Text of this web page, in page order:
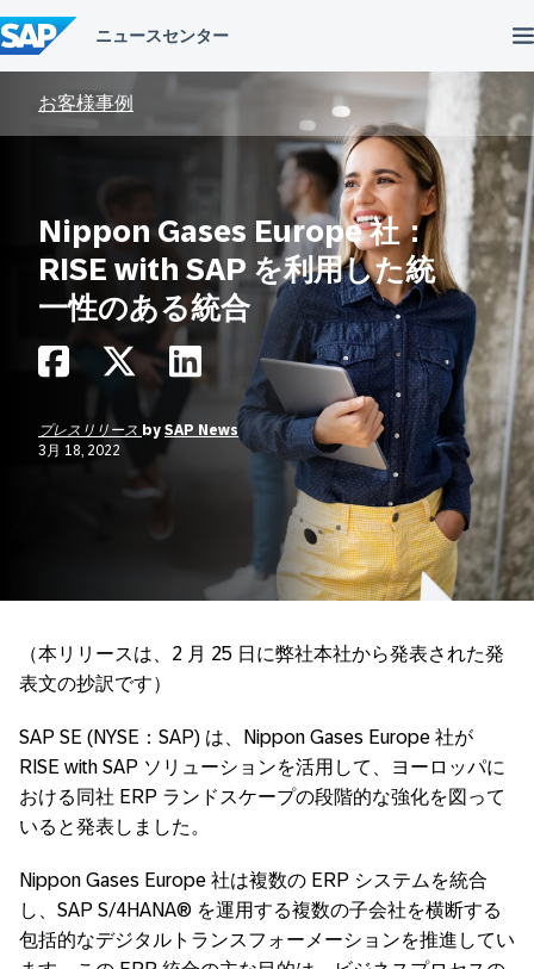
ン
テ
ン
お客様事例
Nippon Gases Europe 社：
RISE with SAP を利用した統
一性のある統合
プレスリリース by SAP News
3月 18, 2022
（本リリースは、2 月 25 日に弊社本社から発表された発
表文の抄訳です）
SAP SE (NYSE：SAP) は、Nippon Gases Europe 社が
RISE with SAP ソリューションを活用して、ヨーロッパに
おける同社 ERP ランドスケープの段階的な強化を図って
いると発表しました。
Nippon Gases Europe 社は複数の ERP システムを統合
し、SAP S/4HANA® を運用する複数の子会社を横断する
包括的なデジタルトランスフォーメーションを推進してい